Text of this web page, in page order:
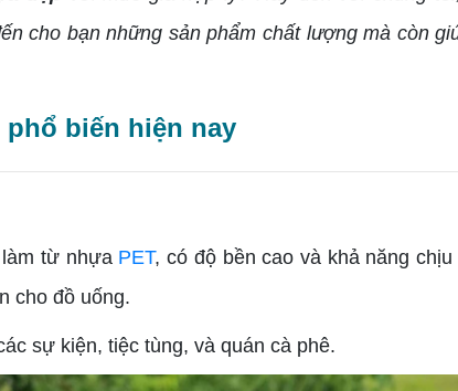
cho bạn những sản phẩm chất lượng mà còn
biến hiện nay
từ nhựa PET, có độ bền cao và khả năng
cho đồ uống.
sự kiện, tiệc tùng, và quán cà phê.